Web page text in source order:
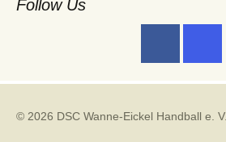
Follow Us
© 2026 DSC Wanne-Eickel Handball e. V.